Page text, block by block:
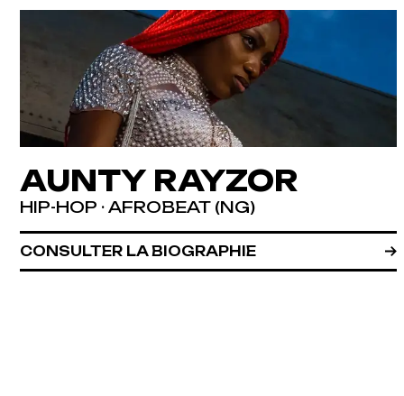
AUNTY RAYZOR
HIP-HOP · AFROBEAT (NG)
CONSULTER LA BIOGRAPHIE